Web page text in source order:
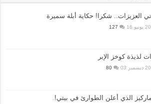
العزيزات.. شكرا! حكاية أبلة سميرة
16
127
لذيذة كوخز الإبر
03
80
الذي أعلن الطوارئ في بيتي!